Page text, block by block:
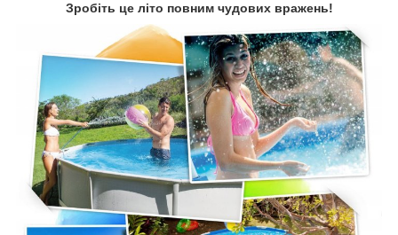
Зробіть це літо повним чудових вражень!